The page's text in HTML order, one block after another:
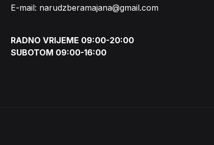
E-mail: narudzberamajana@gmail.com
RADNO VRIJEME 09:00-20:00
SUBOTOM 09:00-16:00